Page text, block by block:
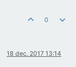
0
18 dec. 2017 13:14